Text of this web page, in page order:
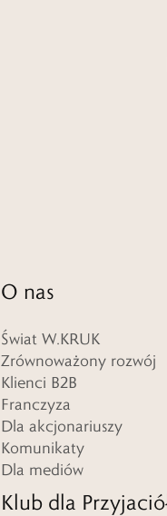
O nas
Świat W.KRUK
Zrównoważony rozwój
Klienci B2B
Franczyza
Dla akcjonariuszy
Komunikaty
Dla mediów
Klub dla